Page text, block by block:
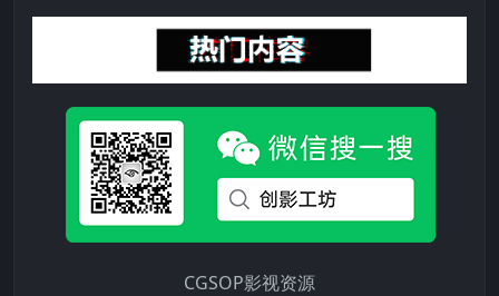
CGSOP影视资源